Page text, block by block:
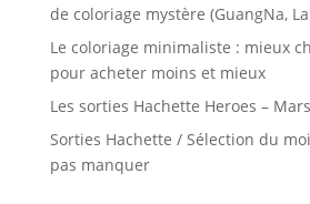
de coloriage mystère (GuangNa,
Le coloriage minimaliste : mieux
pour acheter moins et mieux
Les sorties Hachette Heroes –
Sorties Hachette / Sélection du
pas manquer